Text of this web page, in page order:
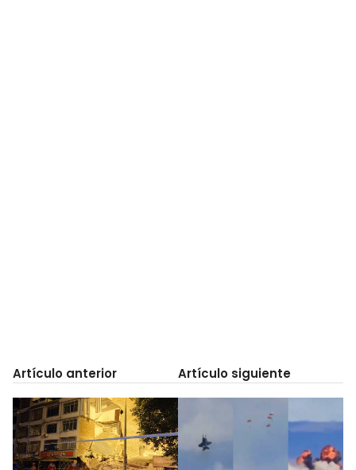
Artículo anterior Artículo siguiente